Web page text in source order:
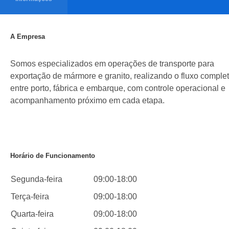
A Empresa
Somos especializados em operações de transporte para
exportação de mármore e granito, realizando o fluxo
entre porto, fábrica e embarque, com controle operacional e
acompanhamento próximo em cada etapa.
Horário de Funcionamento
Segunda-feira
09:00-18:00
Terça-feira
09:00-18:00
Quarta-feira
09:00-18:00